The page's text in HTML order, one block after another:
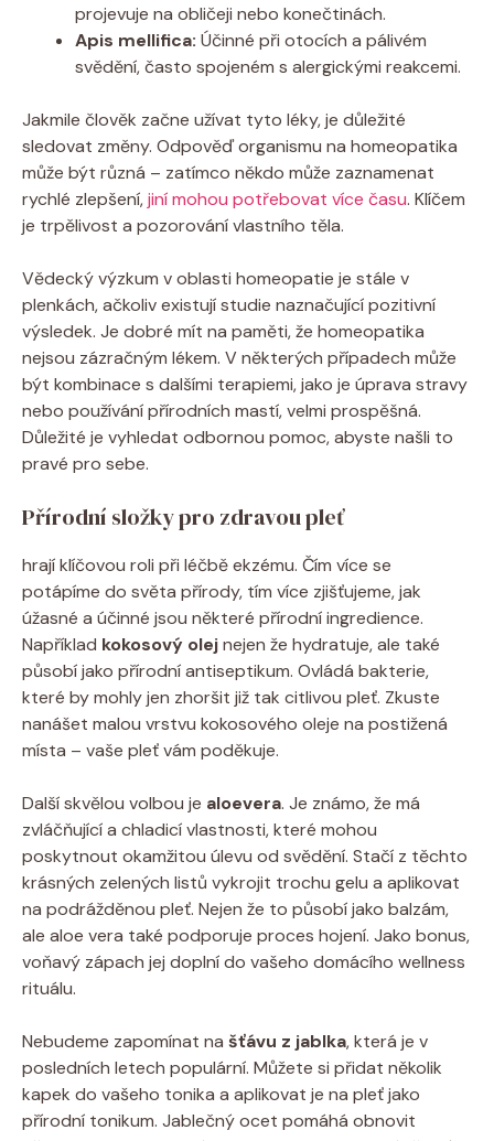
projevuje na obličeji nebo konečtinách.
Apis mellifica: Účinné při otocích a pálivém
svědění, často spojeném s alergickými reakcemi.
Jakmile člověk začne užívat tyto léky, je důležité
sledovat změny. Odpověď organismu na homeopatika
může být různá – zatímco někdo může zaznamenat
rychlé ⁣zlepšení, ⁣jiní mohou potřebovat více času. Klíčem
je trpělivost‌ a pozorování ​vlastního těla.
Vědecký ​výzkum v oblasti ‍homeopatie je stále⁤ v
plenkách, ačkoliv ⁢existují studie naznačující pozitivní
výsledek. Je⁤ dobré mít na paměti, že homeopatika⁣
nejsou zázračným lékem. V některých případech ‌může
⁢být kombinace s dalšími terapiemi,​ jako je úprava stravy
nebo používání⁢ přírodních mastí,⁣ velmi​ prospěšná.
Důležité je vyhledat odbornou pomoc, abyste našli​ to‍
pravé ⁢pro ⁢sebe.
Přírodní složky⁣ pro​ zdravou pleť
hrají klíčovou‌ roli‌ při léčbě ekzému. Čím více se
potápíme ⁤do světa přírody, tím ⁢více‌ zjišťujeme, jak
úžasné a účinné jsou některé ‍přírodní ingredience.
Například kokosový olej‍nejen že hydratuje, ale také
působí jako⁤ přírodní antiseptikum. Ovládá bakterie,
které by mohly jen zhoršit již tak citlivou pleť. Zkuste
nanášet malou vrstvu ⁣kokosového oleje na postižená
místa – vaše pleť vám poděkuje.
Další skvělou volbou ‌je aloevera. Je známo, že má
zvláčňující ⁤a⁢ chladicí vlastnosti, ‍které mohou
poskytnout okamžitou úlevu od svědění. Stačí z těchto
krásných zelených listů vykrojit trochu gelu a⁣ aplikovat
na podrážděnou pleť. Nejen že to působí jako balzám,
ale aloe vera také⁢ podporuje proces hojení. Jako ⁤bonus,
voňavý zápach jej‌ doplní do⁢ vašeho⁢ domácího ⁣wellness
rituálu.
Nebudeme zapomínat na šťávu ⁤z ​jablka, která je v
posledních⁤ letech populární. Můžete si přidat několik
kapek‍ do vašeho tonika⁢ a aplikovat je⁢ na pleť ⁢jako
přírodní tonikum. Jablečný‌ ocet pomáhá obnovit